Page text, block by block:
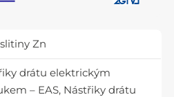
Zn
drátu elektrickým
– EAS, Nástřiky drátu